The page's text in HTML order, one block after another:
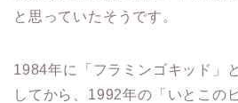
と思っていたそうです。
1984年に「フラミンゴキッド」
してから、1992年の「いとこの